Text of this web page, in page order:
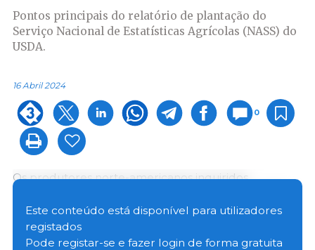
Pontos principais do relatório de plantação do
Serviço Nacional de Estatísticas Agrícolas (NASS) do
USDA.
16 Abril 2024
0
Os produtores norte-americanos inquiridos
em 2024, menos 5% do que no ano passado. As
intenções de plantação de milho diminuíram ou
mantiveram-se inalteradas em 38 dos 48 estados
Este conteúdo está disponível para utilizadores
registados
Pode registar-se e fazer login de forma gratuita